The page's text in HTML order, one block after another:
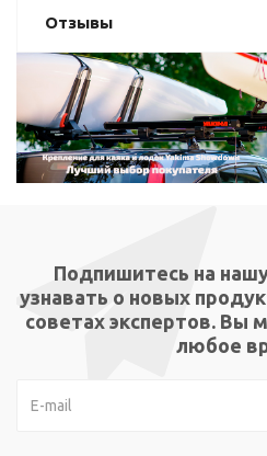
Отзывы
Подпишитесь на
узнавать о новых
советах экспертов. Вы
любое